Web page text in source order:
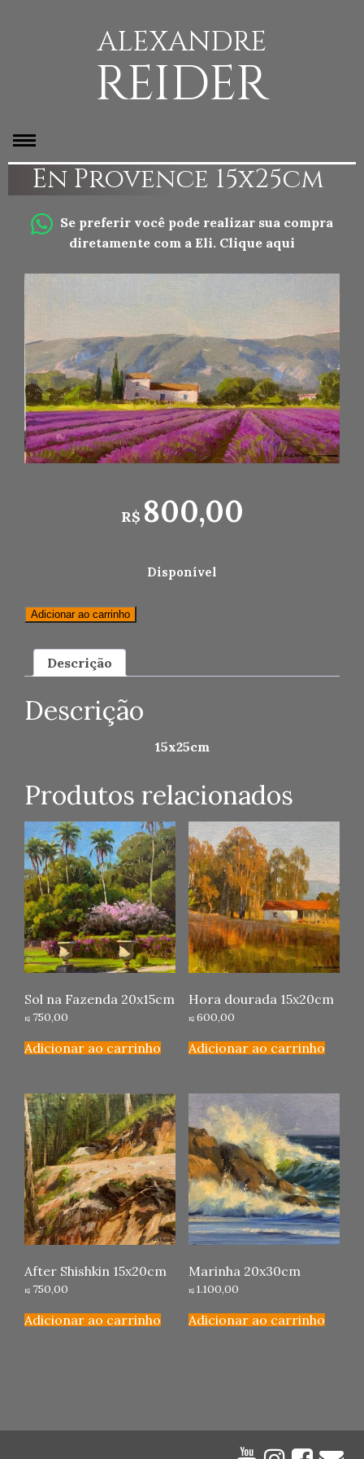
ALEXANDRE
REIDER
En Provence 15x25cm
Se preferir você pode realizar sua compra
diretamente com a Eli. Clique aqui
R$ 800,00
Disponível
En
Provence
quantidade
Adicionar ao carrinho
Descrição
Descrição
15x25cm
Produtos relacionados
Sol na Fazenda 20x15cm
R$ 750,00
Adicionar ao carrinho
Hora dourada 15x20cm
R$ 600,00
Adicionar ao carrinho
After Shishkin 15x20cm
R$ 750,00
Adicionar ao carrinho
Marinha 20x30cm
R$ 1.100,00
Adicionar ao carrinho